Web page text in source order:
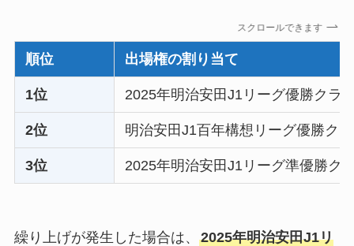
スクロールできます
順位 出場権の割り当て
1位 2025年明治安田J1リーグ優勝クラ
2位 明治安田J1百年構想リーグ優勝ク
3位 2025年明治安田J1リーグ準優勝ク
繰り上げが発生した場合は、 2025年明治安田J1リ